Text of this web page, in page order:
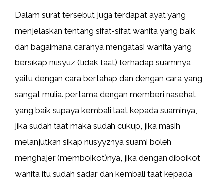
Dalam surat tersebut juga terdapat ayat yang
menjelaskan tentang sifat-sifat wanita yang baik
dan bagaimana caranya mengatasi wanita yang
bersikap nusyuz (tidak taat) terhadap suaminya
yaitu dengan cara bertahap dan dengan cara yang
sangat mulia. pertama dengan memberi nasehat
yang baik supaya kembali taat kepada suaminya,
jika sudah taat maka sudah cukup, jika masih
melanjutkan sikap nusyyznya suami boleh
menghajer (memboikot)nya, jika dengan diboikot
wanita itu sudah sadar dan kembali taat kepada